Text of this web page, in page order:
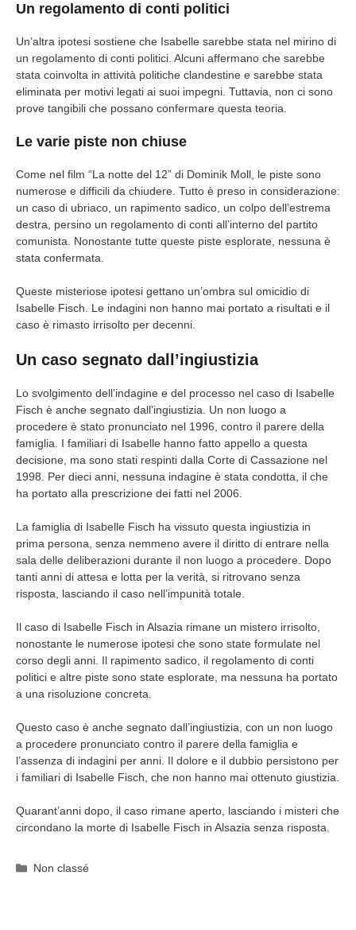
Un regolamento di conti politici
Un’altra ipotesi sostiene che Isabelle sarebbe stata nel mirino di
un regolamento di conti politici. Alcuni affermano che sarebbe
stata coinvolta in attività politiche clandestine e sarebbe stata
eliminata per motivi legati ai suoi impegni. Tuttavia, non ci sono
prove tangibili che possano confermare questa teoria.
Le varie piste non chiuse
Come nel film “La notte del 12” di Dominik Moll, le piste sono
numerose e difficili da chiudere. Tutto è preso in considerazione:
un caso di ubriaco, un rapimento sadico, un colpo dell’estrema
destra, persino un regolamento di conti all’interno del partito
comunista. Nonostante tutte queste piste esplorate, nessuna è
stata confermata.
Queste misteriose ipotesi gettano un’ombra sul omicidio di
Isabelle Fisch. Le indagini non hanno mai portato a risultati e il
caso è rimasto irrisolto per decenni.
Un caso segnato dall’ingiustizia
Lo svolgimento dell’indagine e del processo nel caso di Isabelle
Fisch è anche segnato dall’ingiustizia. Un non luogo a
procedere è stato pronunciato nel 1996, contro il parere della
famiglia. I familiari di Isabelle hanno fatto appello a questa
decisione, ma sono stati respinti dalla Corte di Cassazione nel
1998. Per dieci anni, nessuna indagine è stata condotta, il che
ha portato alla prescrizione dei fatti nel 2006.
La famiglia di Isabelle Fisch ha vissuto questa ingiustizia in
prima persona, senza nemmeno avere il diritto di entrare nella
sala delle deliberazioni durante il non luogo a procedere. Dopo
tanti anni di attesa e lotta per la verità, si ritrovano senza
risposta, lasciando il caso nell’impunità totale.
Il caso di Isabelle Fisch in Alsazia rimane un mistero irrisolto,
nonostante le numerose ipotesi che sono state formulate nel
corso degli anni. Il rapimento sadico, il regolamento di conti
politici e altre piste sono state esplorate, ma nessuna ha portato
a una risoluzione concreta.
Questo caso è anche segnato dall’ingiustizia, con un non luogo
a procedere pronunciato contro il parere della famiglia e
l’assenza di indagini per anni. Il dolore e il dubbio persistono per
i familiari di Isabelle Fisch, che non hanno mai ottenuto giustizia.
Quarant’anni dopo, il caso rimane aperto, lasciando i misteri che
circondano la morte di Isabelle Fisch in Alsazia senza risposta.
Categorie
Non classé